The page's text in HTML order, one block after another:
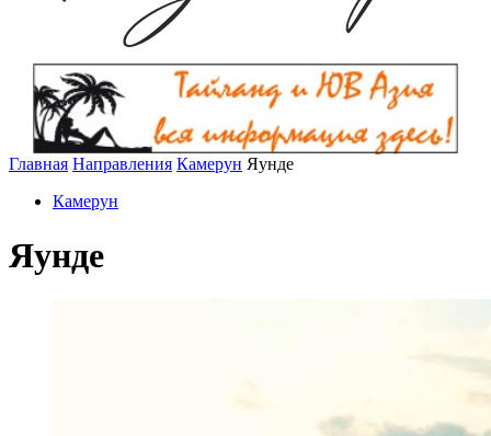
Главная Направления Камерун Яунде
Камерун
Яунде